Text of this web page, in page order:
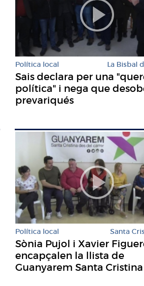
Política local La Bisbal
Sais declara per una
política" i nega que
prevariqués
Política local Santa
Sònia Pujol i Xavier
encapçalen la llista de
Guanyarem Santa Cristina